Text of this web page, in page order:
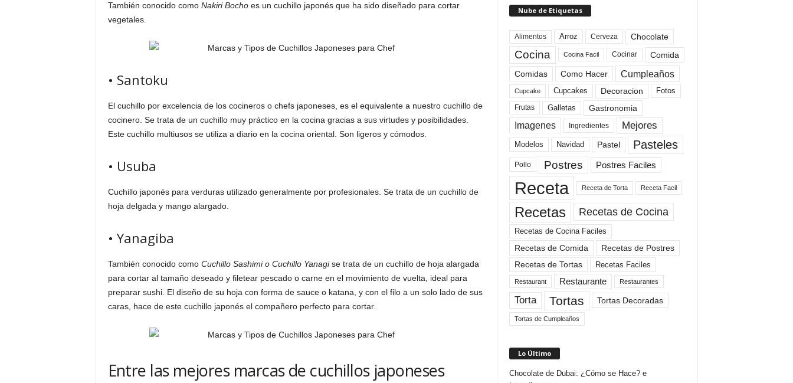
También conocido como Nakiri Bochoes un cuchillo japonés que ha sido diseñado para cortar
vegetales.
• Santoku
El cuchillo por excelencia de los cocineros o chefs japoneses, es el equivalente a nuestro cuchillo de
cocinero. Se trata de un cuchillo muy práctico en la cocina gracias a sus virtudes y posibilidades.
Este cuchillo multiusos se utiliza a diario en la cocina oriental. Son ligeros y cómodos.
• Usuba
Cuchillo japonés para verduras utilizado generalmente por profesionales. Se trata de un cuchillo de
hoja delgada y mango alargado.
• Yanagiba
También conocido como Cuchillo Sashimi o Cuchillo Yanagise trata de un cuchillo de hoja alargada
para cortar al tamaño deseado y filetear pescado o carne en el movimiento de vuelta, ideal para
preparar sushi. El diseño de su hoja con forma de sauce o katana, y con el filo a un solo lado de sus
caras, hace de este cuchillo japonés el compañero perfecto para cortar.
Entre las mejores marcas de cuchillos japoneses
Nube de Etiquetas
Alimentos Arroz Cerveza Chocolate
Cocina Cocina Facil Cocinar
Comida
Comidas
Como Hacer Cumpleaños
Cupcake Cupcakes Decoracion Fotos
Frutas Galletas Gastronomia
Imagenes Ingredientes Mejores
Modelos Navidad Pastel Pasteles
Pollo Postres Postres Faciles
Receta Receta de Torta Receta Facil
Recetas Recetas de Cocina
Recetas de Cocina Faciles
Recetas de Comida
Recetas de Postres
Recetas de Tortas
Recetas Faciles
Restaurant Restaurante Restaurantes
Torta Tortas Tortas Decoradas
Tortas de Cumpleaños
Lo Último
Chocolate de Dubai: ¿Cómo se Hace? e